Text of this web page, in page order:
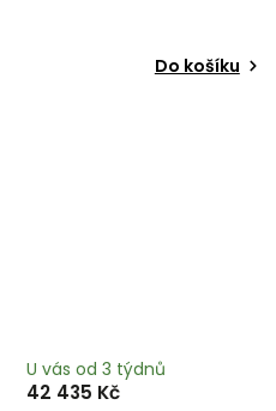
Do košíku
U vás od 3 týdnů
42 435 Kč